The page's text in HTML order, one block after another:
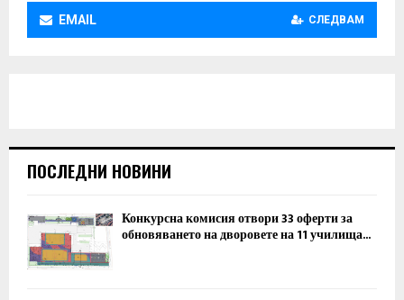
EMAIL СЛЕДВАМ
ПОСЛЕДНИ НОВИНИ
Конкурсна комисия отвори 33 оферти за
обновяването на дворовете на 11 училища...